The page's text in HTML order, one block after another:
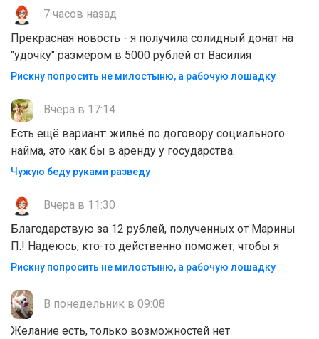
7 часов назад
Прекрасная новость - я получила солидный донат на
"удочку" размером в 5000 рублей от Василия
Рискну попросить не милостыню, а рабочую лошадку
Вчера в 17:14
Есть ещё вариант: жильё по договору социального
найма, это как бы в аренду у государства.
Чужую беду руками разведу
Вчера в 11:30
Благодарствую за 12 рублей, полученных от Марины
П.! Надеюсь, кто-то действенно поможет, чтобы я
Рискну попросить не милостыню, а рабочую лошадку
В понедельник в 09:08
Желание есть, только возможностей нет